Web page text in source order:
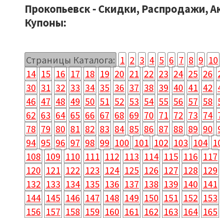
Прокопьевск - Скидки, Распродажи,
Купоны:
Страницы Каталога: 1 2 3 4 5 6 7 8 9 10
14 15 16 17 18 19 20 21 22 23 24 25 26
30 31 32 33 34 35 36 37 38 39 40 41 42
46 47 48 49 50 51 52 53 54 55 56 57 58
62 63 64 65 66 67 68 69 70 71 72 73 74
78 79 80 81 82 83 84 85 86 87 88 89 90
94 95 96 97 98 99 100 101 102 103 104
108 109 110 111 112 113 114 115 116 117
120 121 122 123 124 125 126 127 128 129
132 133 134 135 136 137 138 139 140 141
144 145 146 147 148 149 150 151 152 153
156 157 158 159 160 161 162 163 164 165